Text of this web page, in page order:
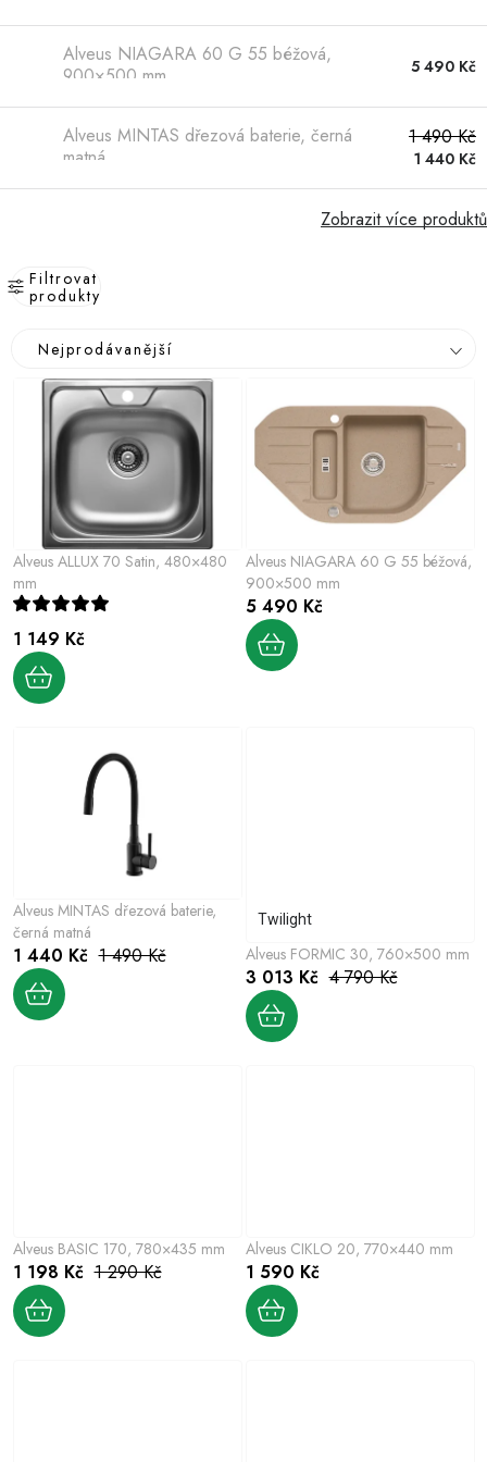
Alveus NIAGARA 60 G 55 béžová,
900×500 mm
5 490 Kč
Alveus MINTAS dřezová baterie, černá
matná
1 490 Kč
1 440 Kč
Zobrazit více produktů
Filtrovat
produkty
d
u
k
t
ů
r
o
d
u
k
t
Nejprodávanější
Alveus ALLUX 70 Satin, 480×480
mm
1 149 Kč
Alveus NIAGARA 60 G 55 béžová,
900×500 mm
5 490 Kč
Alveus MINTAS dřezová baterie,
černá matná
1 440 Kč 1 490 Kč Alveus FORMIC 30, 760×500 mm
Twilight
3 013 Kč 4 790 Kč
Alveus BASIC 170, 780×435 mm
1 198 Kč 1 290 Kč
Alveus CIKLO 20, 770×440 mm
1 590 Kč